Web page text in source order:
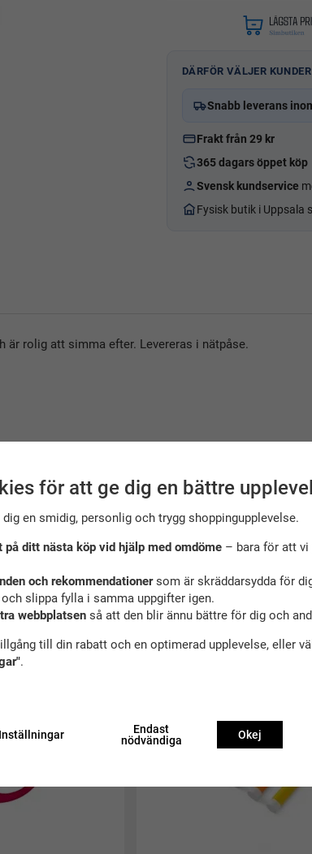
DÄRFÖR VÄLJER
Snabb leverans
Frakt från 29 kr
365 dagars öppet köp
Svensk kundservice
Fysisk butik i Uppsala
rolig att simma efter. Levereras i nätpåse.
tillbehör till denna
för att ge dig en bättre
en smidig, personlig och trygg shoppingupplevelse.
på ditt nästa köp vid hjälp med omdöme– bara för att vi
och rekommendationersom är skräddarsydda för
slippa fylla i samma uppgifter igen.
webbplatsenså att den blir ännu bättre för dig och
till din rabatt och en optimerad upplevelse, eller
.
Inställningar
Endast
nödvändiga
Okej